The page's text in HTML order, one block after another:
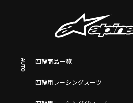
AUTO 四輪商品一覧
四輪用レーシングスーツ